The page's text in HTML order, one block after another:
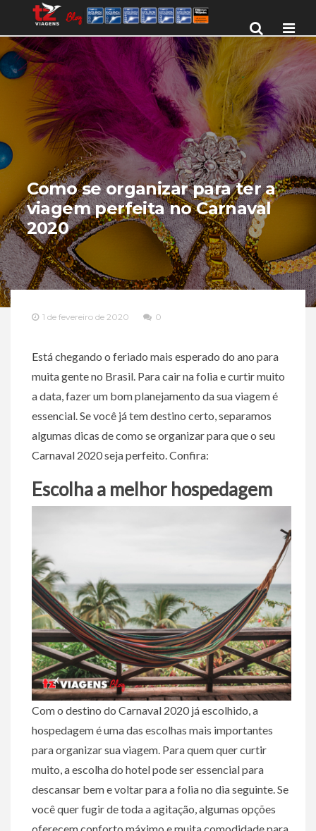
Como se organizar para ter a
viagem perfeita no Carnaval
2020
1 de fevereiro de 2020 0
Está chegando o feriado mais esperado do ano para
muita gente no Brasil. Para cair na folia e curtir muito
a data, fazer um bom planejamento da sua viagem é
essencial. Se você já tem destino certo, separamos
algumas dicas de como se organizar para que o seu
Carnaval 2020 seja perfeito. Confira:
Escolha a melhor hospedagem
Com o destino do Carnaval 2020 já escolhido, a
hospedagem é uma das escolhas mais importantes
para organizar sua viagem. Para quem quer curtir
muito, a escolha do hotel pode ser essencial para
descansar bem e voltar para a folia no dia seguinte. Se
você quer fugir de toda a agitação, algumas opções